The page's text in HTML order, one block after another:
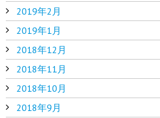
2019年2月
2019年1月
2018年12月
2018年11月
2018年10月
2018年9月